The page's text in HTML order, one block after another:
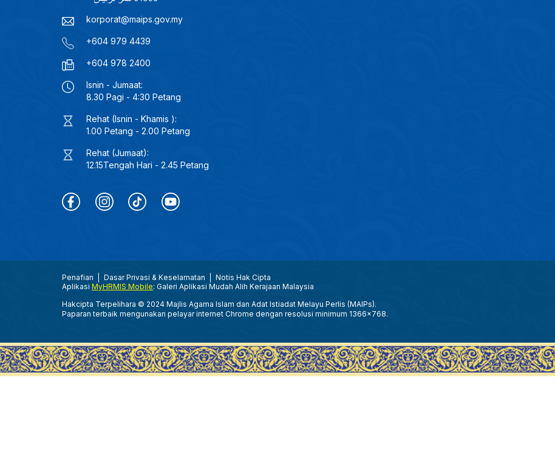
korporat@maips.gov.my
+604 979 4439
+604 978 2400
Isnin - Jumaat:
8.30 Pagi - 4:30 Petang
Rehat (Isnin - Khamis ):
1.00 Petang - 2.00 Petang
Rehat (Jumaat):
12.15Tengah Hari - 2.45 Petang
Penafian Dasar Privasi & Keselamatan
Notis Hak Cipta
Aplikasi MyHRMIS Mobile: Galeri Aplikasi Mudah Alih Kerajaan Malaysia
Hakcipta Terpelihara © 2024 Majlis Agama Islam dan Adat Istiadat Melayu Perlis (MAIPs).
Paparan terbaik mengunakan pelayar internet Chrome dengan resolusi minimum 1366x768.